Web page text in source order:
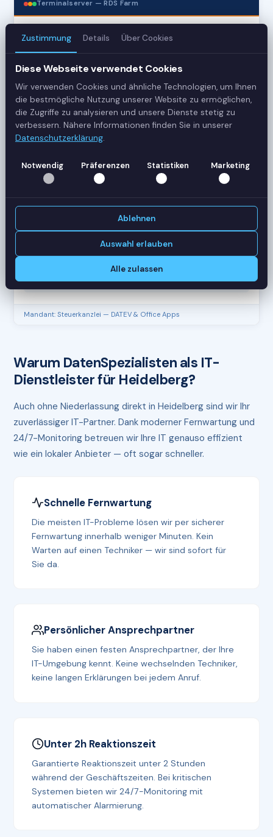
Terminalserver — RDS Farm
3
42
Sessions
SERVER-AUSLASTUNG
RDS-SRV01
18 Sessions
RAM
78%
RDS-SRV02
14 Sessions
RAM
61%
Mandant: Steuerkanzlei — DATEV & Office Apps
Warum DatenSpezialisten als IT-
Dienstleister für Heidelberg?
Auch ohne Niederlassung direkt in Heidelberg sind wir Ihr
zuverlässiger IT-Partner. Dank moderner Fernwartung und
24/7-Monitoring betreuen wir Ihre IT genauso effizient
wie ein lokaler Anbieter — oft sogar schneller.
Schnelle Fernwartung
Die meisten IT-Probleme lösen wir per sicherer
Fernwartung innerhalb weniger Minuten. Kein
Warten auf einen Techniker — wir sind sofort für
Sie da.
Persönlicher Ansprechpartner
Sie haben einen festen Ansprechpartner, der Ihre
IT-Umgebung kennt. Keine wechselnden Techniker,
keine langen Erklärungen bei jedem Anruf.
Unter 2h Reaktionszeit
Garantierte Reaktionszeit unter 2 Stunden
während der Geschäftszeiten. Bei kritischen
Systemen bieten wir 24/7-Monitoring mit
automatischer Alarmierung.
Zustimmung Details Über Cookies
Diese Webseite verwendet Cookies
Wir verwenden Cookies und ähnliche Technologien, um Ihnen
die bestmögliche Nutzung unserer Website zu ermöglichen,
die Zugriffe zu analysieren und unsere Dienste stetig zu
verbessern. Nähere Informationen finden Sie in unserer
Datenschutzerklärung.
Notwendig Präferenzen Statistiken Marketing
Ablehnen
Auswahl erlauben
Alle zulassen